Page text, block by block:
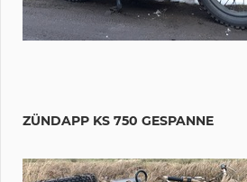
ZÜNDAPP KS 750 GESPANNE